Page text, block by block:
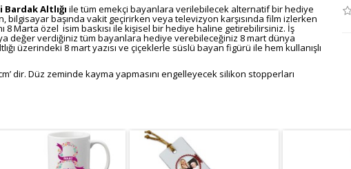
Altlığı ile tüm emekçi bayanlara verilebilecek alternatif bir hediye
bilgisayar başında vakit geçirirken veya televizyon karşısında film izlerken
8 Marta özel isim baskısı ile kişisel bir hediye haline getirebilirsiniz. İş
değer verdiğiniz tüm bayanlara hediye verebileceğiniz 8 mart dünya
üzerindeki 8 mart yazısı ve çiçeklerle süslü bayan figürü ile hem kullanışlı
dir. Düz zeminde kayma yapmasını engelleyecek silikon stopperları